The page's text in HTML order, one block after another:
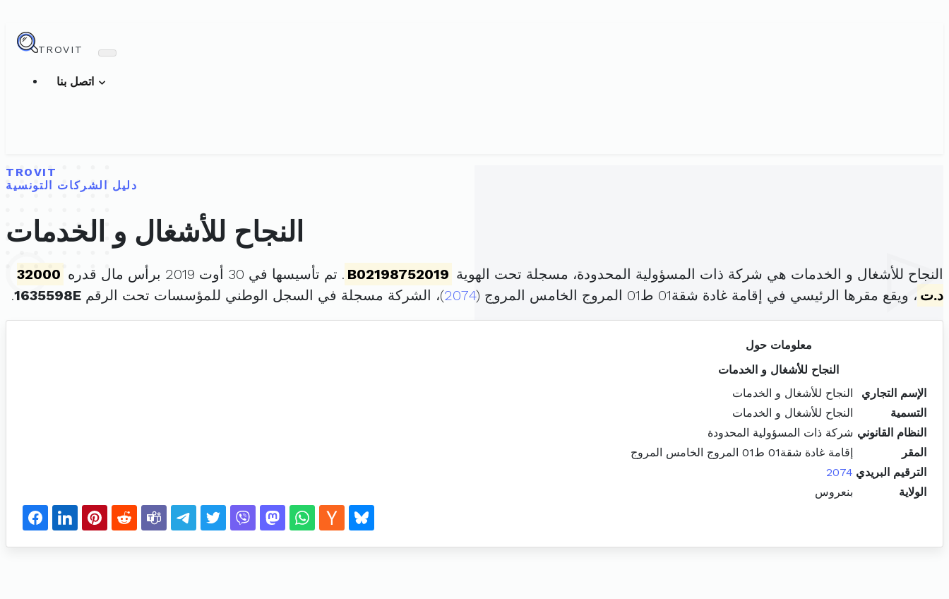
TROVIT
TROVIT
دليل الشركات التونسية
النجاح للأشغال و الخدمات
النجاح للأشغال و الخدمات هي شركة ذات المسؤولية المحدودة، مسجلة تحت الهوية B02198752019 . تم تأسيسها في 30 أوت 2019 برأس مال قدره
32000
د.ت ، ويقع مقرها الرئيسي في إقامة غادة شقة01 ط01 المروج الخامس المروج ( 2074)، الشركة مسجلة في السجل الوطني للمؤسسات تحت الرقم 1635598E
.
معلومات حول
النجاح للأشغال و الخدمات
الإسم التجاري
النجاح للأشغال و الخدمات
التسمية
النجاح للأشغال و الخدمات
النظام القانوني شركة ذات المسؤولية المحدودة
المقر
إقامة غادة شقة01 ط01 المروج الخامس المروج
الترقيم البريدي 2074
الولاية
بنعروس